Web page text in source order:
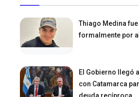
Thiago Medina
formalmente por
El Gobierno llegó
con Catamarca